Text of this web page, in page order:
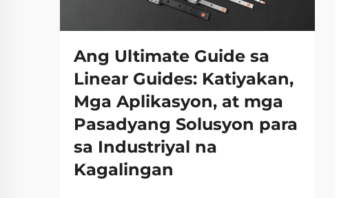
Ang Ultimate Guide sa
Linear Guides: Katiyakan,
Mga Aplikasyon, at mga
Pasadyang Solusyon para
sa Industriyal na
Kagalingan